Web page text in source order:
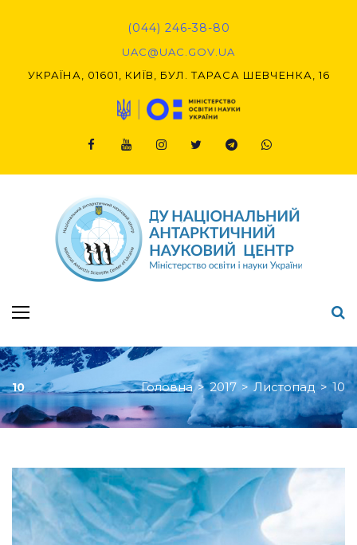
(044) 246-38-80
UAC@UAC.GOV.UA​​
УКРАЇНА, 01601, КИЇВ, БУЛ. ТАРАСА ШЕВЧЕНКА, 16
10 Головна > 2017 > Листопад > 10
День:
10.11.2017